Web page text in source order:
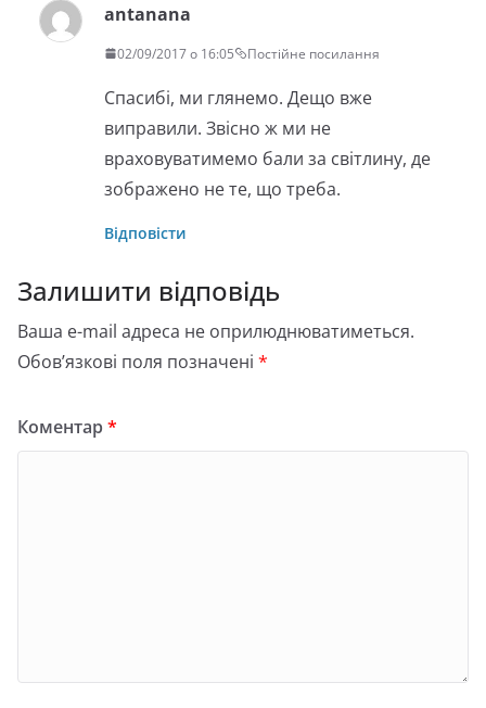
antanana
02/09/2017 о 16:05 Постійне посилання
Спасибі, ми глянемо. Дещо вже
виправили. Звісно ж ми не
враховуватимемо бали за світлину, де
зображено не те, що треба.
Відповісти
Залишити відповідь
Ваша e-mail адреса не оприлюднюватиметься.
Обов’язкові поля позначені *
Коментар*